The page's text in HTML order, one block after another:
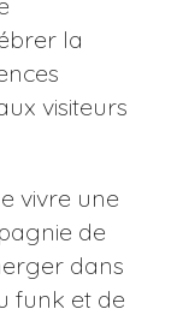
la
visiteurs
vivre une
de
dans
funk et de